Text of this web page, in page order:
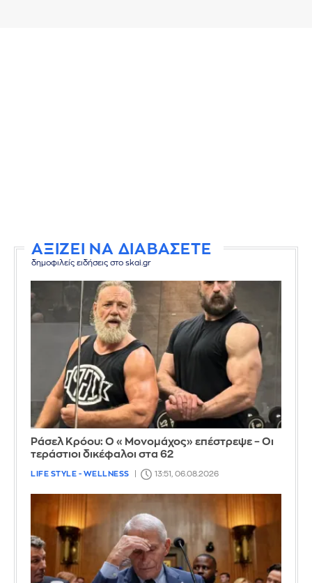
ΑΞΙΖΕΙ ΝΑ ΔΙΑΒΑΣΕΤΕ
δημοφιλείς ειδήσεις στο skai.gr
Ράσελ Κρόου: Ο «Μονομάχος» επέστρεψε – Οι
τεράστιοι δικέφαλοι στα 62
LIFE STYLE - WELLNESS 13:51, 06.08.2026